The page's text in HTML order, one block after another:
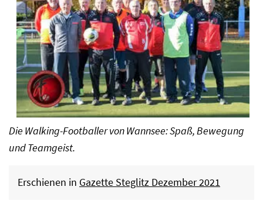
Die Walking-Footballer von Wannsee: Spaß, Bewegung
und Teamgeist.
Erschienen in Gazette Steglitz Dezember 2021